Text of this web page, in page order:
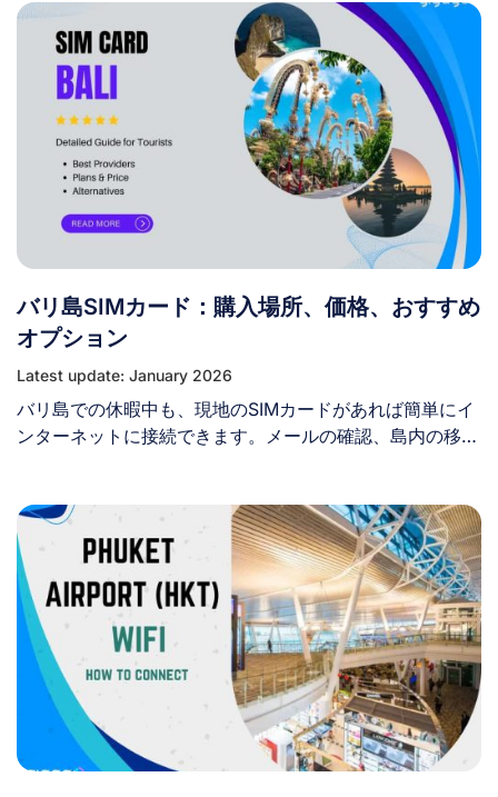
ール」を回避する場合に限ります。通常の中国のインター
ネット接続では、WhatsAppを直接利用する方法はありま
せん。 中国でWhatsAppを使うには？ 中国でWhatsApp
を利用するには、この制限を回避する方法が必要です。以
下に4つの一般的な方法を紹介します： 1. VPNの利用
VPN（仮想プライベートネットワーク）の利用は、中国で
WhatsAppにアクセスするための最も確実な解決策です。
VPNは、お使いのデバイスと中国国外にあるサーバーとの
間に暗号化された接続を確立し、中国のインターネット規
制を効果的に回避します。 VPNを有効にすると、インタ
れるため、中国ではなくその場所から閲覧しているかのよ
うに見えます。これにより、WhatsAppやその他のブロッ
クされたサービスに通常通りアクセスできるようになりま
す。 中国でのVPN利用により、WhatsAppやGoogle、
Facebookなどのブロックされたアプリにアクセスできま
す。 [...]
とオンラインで連絡を取り続けるための鍵となります。次
回のタイ旅行でAIS SIMカード/eSIMの利用を検討中の方
は、このガイドをお読みください。ここでは、AIS SIMサ
ービスのメリット・デメリット、観光客向けのおすすめプ
ラン、料金、購入場所、そして最大限に活用するための使
い方まで、知っておくべき全てをご紹介します。 I. AISタ
イランドとは？ AIS（Advanced Info Service Public
Company Limited）は、タイを代表する通信ネットワー
ク事業者です。1991年の設立以来、国内最大級のカバーエ
リア、最速のモバイルネットワーク速度、そして地元住民
ことで高い評価を築いてきました。 AISの主な特徴は以下
の通りです： II. タイの他モバイル事業者と比較したAISサ
バリ島SIMカード：購入場所、価格、おすすめ
オプション
Latest update: January 2026
バリ島での休暇中も、現地のSIMカードがあれば簡単にイ
ンターネットに接続できます。メールの確認、島内の移
このガイドでは、バリ島でのSIMカード購入に必要な情報
を網羅します。入手場所、選ぶべきプロバイダー、料金な
ど、すべてを解説します。 I. 観光客はバリのSIMカードを
入手する必要がありますか？ はい、観光客にはバリのSIM
カードを入手することを強くお勧めします。 現地のSIMカ
ードは、信頼性の高いインターネット接続、手頃な価格で
の通信、配車アプリやナビゲーションなどの必須サービス
の利用を可能にします。 バリ島SIMカードには以下の利点
があります： バリ島でSIMカードを購入することで、旅行
体験を向上させ、スムーズでつながりのある旅を保証でき